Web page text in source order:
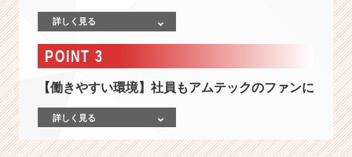
益！
新
業
詳しく見る
POINT 3
【働きやすい環境】社員もアムテックのファンに
詳しく見る